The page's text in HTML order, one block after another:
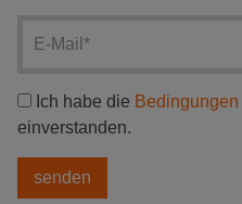
Ich habe die Bedingungen
einverstanden.